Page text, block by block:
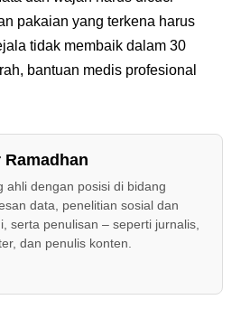
pakaian yang terkena harus
tidak membaik dalam 30
bantuan medis profesional
Ramadhan
ahli dengan posisi di bidang
data, penelitian sosial dan
serta penulisan – seperti jurnalis,
dan penulis konten.